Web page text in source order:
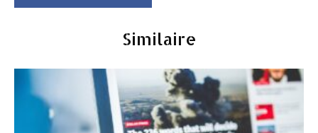
Similaire